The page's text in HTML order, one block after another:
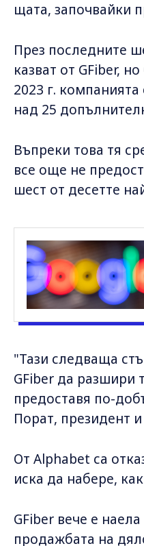
щата, започвайки
През последните
казват от GFiber,
2023 г.
над 25
Въпреки това тя
все още не
шест от десетте
"Тази следваща
GFiber да разшири
предоставя по-
Порат, президент
От Alphabet са
иска да набере,
GFiber вече е
продажбата на